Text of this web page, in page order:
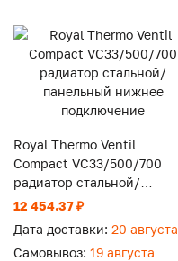
Royal Thermo Ventil
Compact VC33/500/700
радиатор стальной/
панельный нижнее
12 454.37 ₽
Дата доставки: 20 августа
Самовывоз: 19 августа